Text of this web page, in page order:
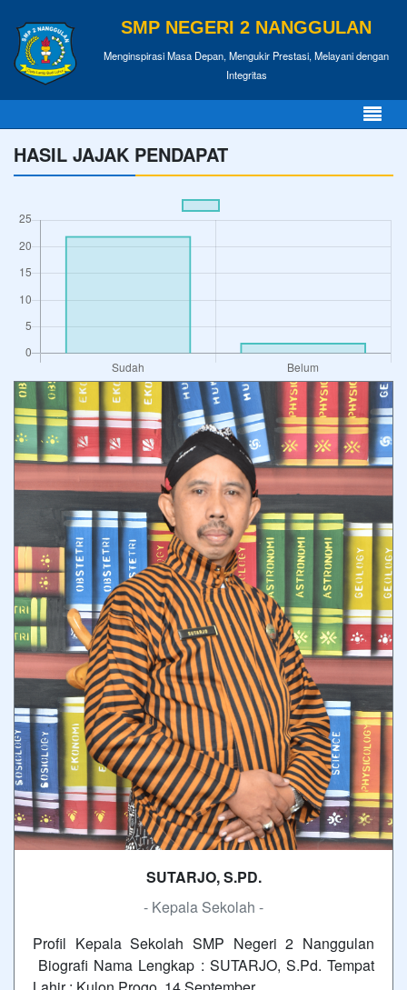
SMP NEGERI 2 NANGGULAN
Menginspirasi Masa Depan, Mengukir Prestasi, Melayani dengan
Integritas
HASIL JAJAK PENDAPAT
SUTARJO, S.PD.
- Kepala Sekolah -
Profil Kepala Sekolah SMP Negeri 2 Nanggulan
Biografi Nama Lengkap : SUTARJO, S.Pd. Tempat